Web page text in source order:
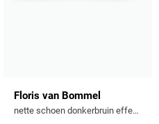
Floris van Bommel
nette schoen donkerbruin effen suede